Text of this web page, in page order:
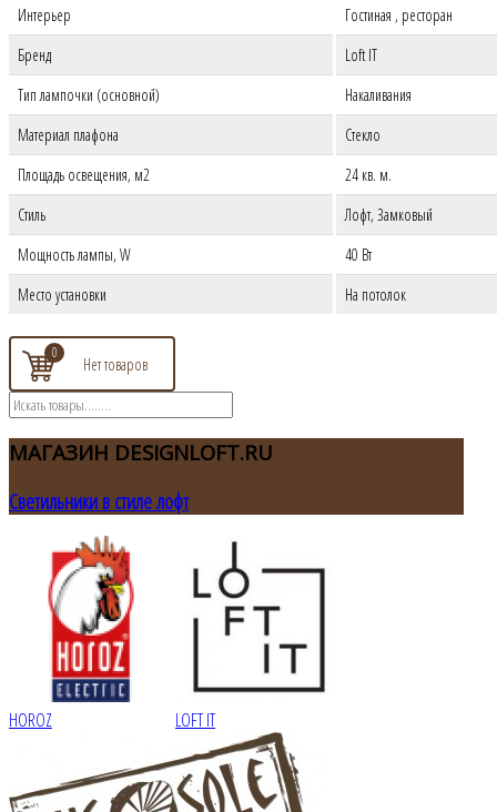
Интерьер
Гостиная , ресторан
Бренд
Loft IT
Тип лампочки (основной)
Накаливания
Материал плафона
Стекло
Площадь освещения, м2
24 кв. м.
Стиль
Лофт, Замковый
Мощность лампы, W
40 Вт
Место установки
На потолок
0
МАГАЗИН DESIGNLOFT.RU
Светильники в стиле лофт
HOROZ LOFT IT